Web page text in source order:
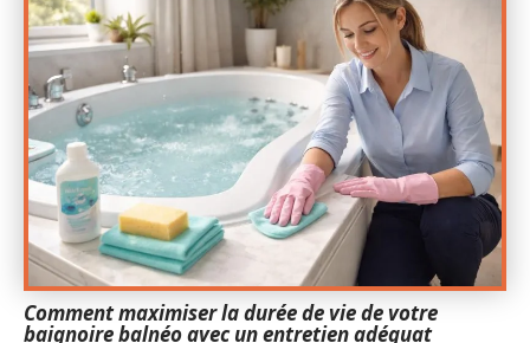
Comment maximiser la durée de vie de votre
baignoire balnéo avec un entretien adéquat